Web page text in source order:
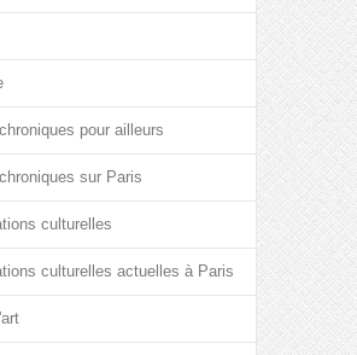
pour ailleurs
sur Paris
culturelles
culturelles actuelles à Paris